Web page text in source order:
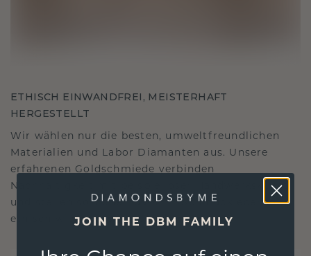
ETHISCH EINWANDFREI, MEISTERHAFT
HERGESTELLT
Wir wählen nur die besten, umweltfreundlichen
Materialien und Labor Diamanten aus. Unsere
erfahrenen Goldschmiede verbinden
Nachhaltigkeit mit beispielloser Handwerkskunst
und stellen so sicher, dass Ihr Schmuck ebenso
ethisch wie exquisit ist.JOIN THE DBM FAMILY